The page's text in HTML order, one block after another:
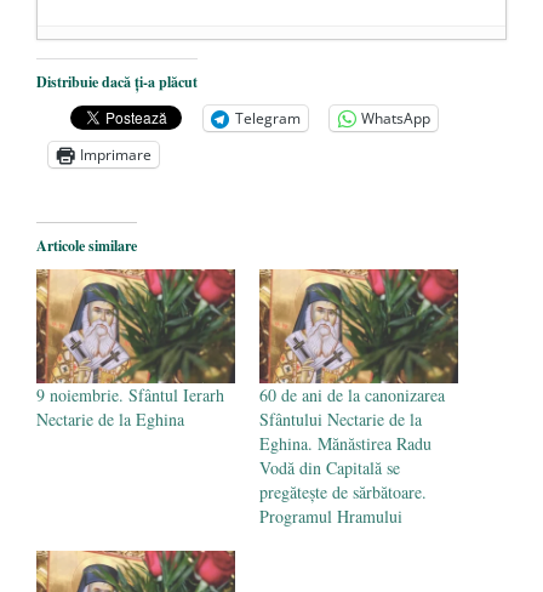
Dezvăluiri cutremurătoare despre
președintele Ucrainei, Volodymyr
Zelensky
- 13 mai 2026
Statul care servește Națiunea
Legea Vexler produce efecte. Bustul
poetului Octavian Goga, înlăturat din Iași
- 16 aprilie 2026
Distribuie dacă ți-a plăcut
Telegram
WhatsApp
Imprimare
Articole similare
9 noiembrie. Sfântul Ierarh
Nectarie de la Eghina
60 de ani de la canonizarea
Sfântului Nectarie de la
Eghina. Mănăstirea Radu
Vodă din Capitală se
pregătește de sărbătoare.
Programul Hramului